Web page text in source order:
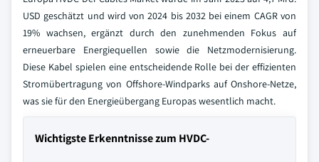
USD geschätzt und wird von 2024 bis 2032 bei einem CAGR von
19% wachsen, ergänzt durch den zunehmenden Fokus auf
erneuerbare Energiequellen sowie die Netzmodernisierung.
Diese Kabel spielen eine entscheidende Rolle bei der effizienten
Stromübertragung von Offshore-Windparks auf Onshore-Netze,
was sie für den Energieübergang Europas wesentlich macht.
Wichtigste Erkenntnisse zum HVDC-